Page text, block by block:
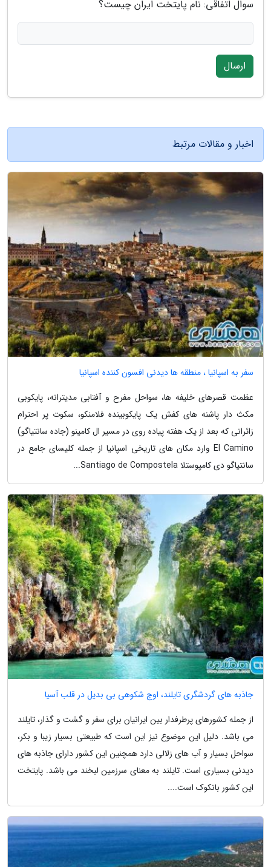
سوال اتفاقی: نام پایتخت ایران چیست؟
ارسال
اخبار و مقالات مرتبط
سفر به اسپانیا ، منطقه ها دیدنی افسون کننده اسپانیا
عظمت قصرهای خلیفه ها، سواحل مفرح و آفتابی مدیترانه، پایکوبی
مکث دار پاشنه های کفش یک پایکوبینده فلامنکو، سکوت پر احترام
زائرانی که بعد از یک هفته پیاده روی در مسیر ال کامینو (جاده سانتیاگو)
El Camino وارد مکان های تاریخی اسپانیا از جمله کلیسای جامع در
سانتیاگو دی کامپوستلا Santiago de Compostela...
جاذبه های گردشگری تایلند، اوج شکوهی بی بدیل در قلب آسیا
از جمله کشورهای پرطرفدار بین ایرانیان برای سفر و گشت و گذار، تایلند
می باشد. دلیل این موضوع نیز این است که طبیعتی بسیار زیبا و بکر،
سواحل بسیار و آب های زلالی دارد همچنین این کشور دارای جاذبه های
دیدنی بسیاری است. تایلند به معنای سرزمین لبخند می باشد. پایتخت
این کشور بانکوک است....